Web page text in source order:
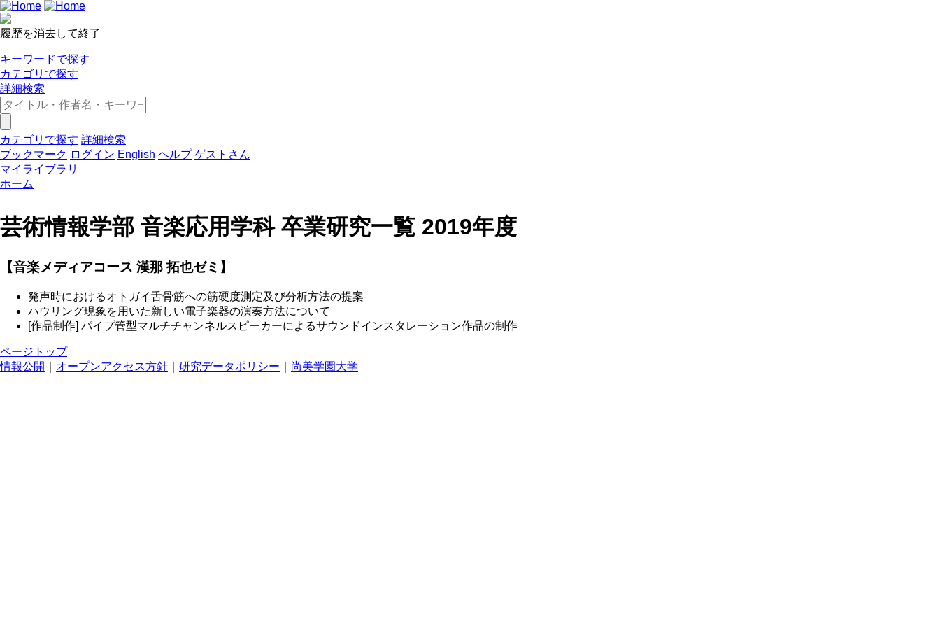
履歴を消去して終了
キーワードで探す
カテゴリで探す
詳細検索
カテゴリで探す 詳細検索
ブックマーク ログイン English ヘルプ ゲストさん
マイライブラリ
ホーム
芸術情報学部 音楽応用学科 卒業研究一覧 2019年度
【音楽メディアコース 漢那 拓也ゼミ】
発声時におけるオトガイ舌骨筋への筋硬度測定及び分析方法の提案
ハウリング現象を用いた新しい電子楽器の演奏方法について
[作品制作] パイプ管型マルチチャンネルスピーカーによるサウンドインスタレーション作品の制作
ページトップ
情報公開
オープンアクセス方針 研究データポリシー 尚美学園大学